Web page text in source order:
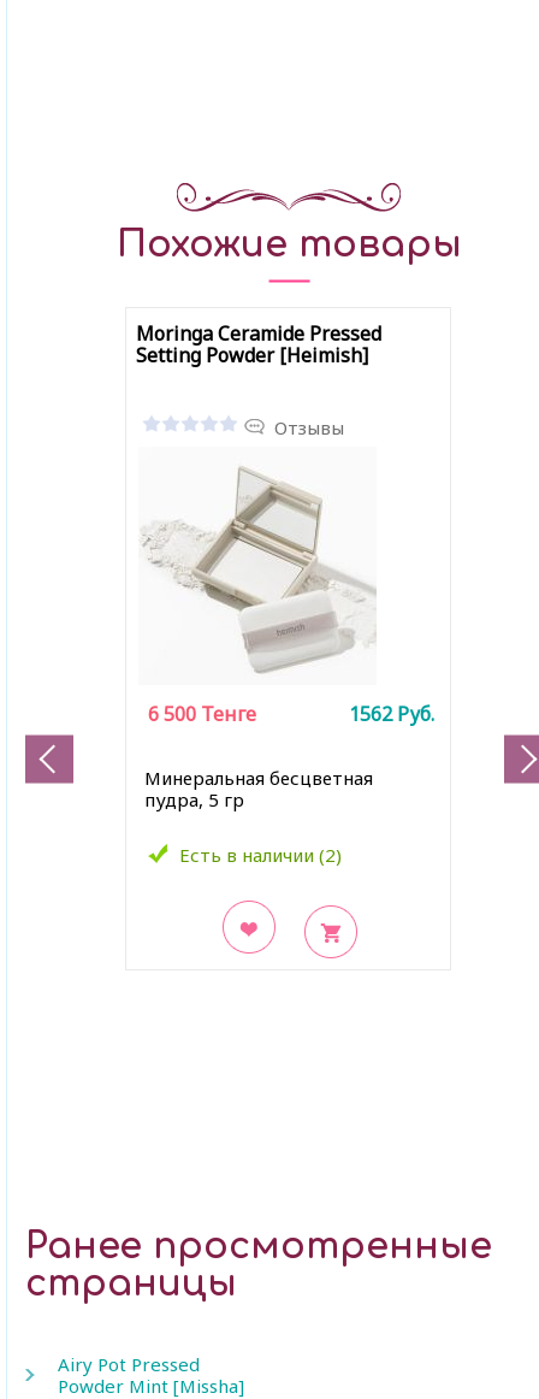
Похожие товары
Moringa Ceramide Pressed
Setting Powder [Heimish]
Отзывы
Минеральная бесцветная
пудра, 5 гр
Есть в наличии (2)
6 500 Тенге 1562Руб.
Ранее просмотренные
страницы
Airy Pot Pressed
Powder Mint [Missha]